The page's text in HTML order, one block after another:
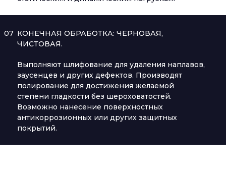
07 КОНЕЧНАЯ ОБРАБОТКА: ЧЕРНОВАЯ,
ЧИСТОВАЯ.
Выполняют шлифование для удаления наплавов,
заусенцев и других дефектов. Производят
полирование для достижения желаемой
степени гладкости без шероховатостей.
Возможно нанесение поверхностных
антикоррозионных или других защитных
покрытий.